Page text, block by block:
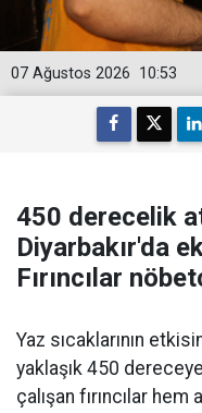
10:53
07 Ağustos 2026
450 derecelik
Diyarbakır'da
Fırıncılar
Yaz sıcaklarının
yaklaşık 450
çalışan fırıncılar hem